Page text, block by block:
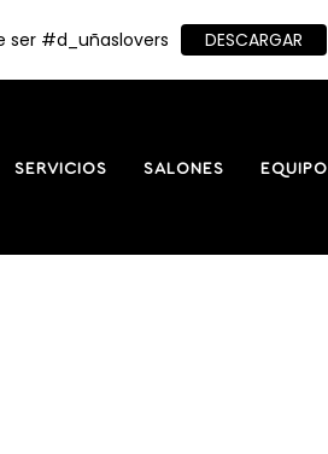
SERVICIOS SALONES EQUIPO
ser #d_uñaslovers DESCARGAR